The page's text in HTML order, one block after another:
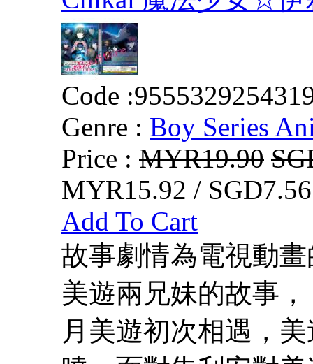
Code :
Genre : Boy Series
Price : MYR19.90
MYR15.92 /
Add To Cart
故事劇情為電視動
美遊兩兄妹的故事
月美遊初次相遇，